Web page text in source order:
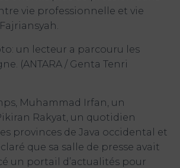
vie professionnelle et vie
un lecteur a parcouru les
(ANTARA / Genta Tenri
Muhammad Irfan, un
Rakyat, un quotidien
provinces de Java occidental et
que sa salle de presse avait
un portail d’actualités pour